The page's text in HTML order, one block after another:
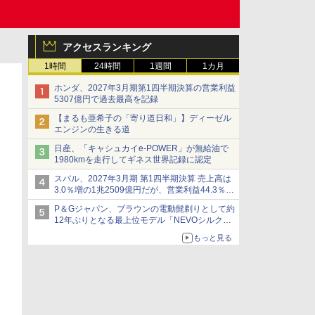
アクセスランキング
1時間 24時間 1週間 1カ月
ホンダ、2027年3月期第1四半期決算の営業利益
5307億円で過去最高を記録
【まるも亜希子の「寄り道日和」】ディーゼル
エンジンの生きる道
日産、「キャシュカイe-POWER」が無給油で
1980kmを走行してギネス世界記録に認定
スバル、2027年3月期 第1四半期決算 売上高は
3.0％増の1兆2509億円だが、営業利益44.3％減
の426億円、当期利益10.3％減の492億円で増収
減益
P＆Gジャパン、ブラウンの電動髭剃りとして約
12年ぶりとなる最上位モデル「NEVOシルクシ
もっと見る